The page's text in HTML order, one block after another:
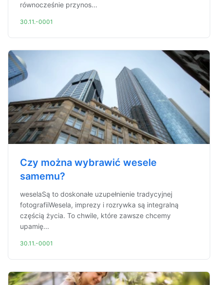
równocześnie przynos...
30.11.-0001
Czy można wybrawić wesele
samemu?
weselaSą to doskonałe uzupełnienie tradycyjnej
fotografiiWesela, imprezy i rozrywka są integralną
częścią życia. To chwile, które zawsze chcemy
upamię...
30.11.-0001